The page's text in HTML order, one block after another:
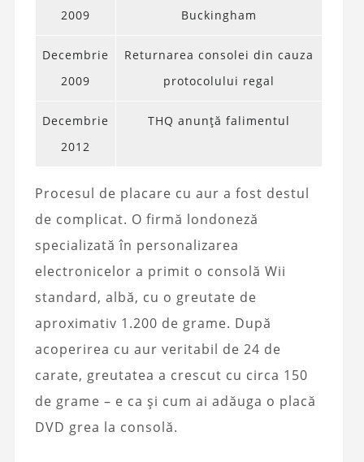
2009
Buckingham
Decembrie
2009
Returnarea consolei din cauza
protocolului regal
Decembrie
2012
THQ anunță falimentul
Procesul de placare cu aur a fost destul
de complicat. O firmă londoneză
specializată în personalizarea
electronicelor a primit o consolă Wii
standard, albă, cu o greutate de
aproximativ 1.200 de grame. După
acoperirea cu aur veritabil de 24 de
carate, greutatea a crescut cu circa 150
de grame – e ca și cum ai adăuga o placă
DVD grea la consolă.